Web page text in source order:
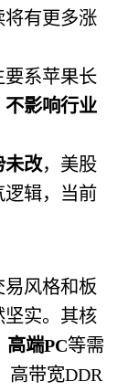
将有更多涨
要系苹果长
不影响行业
未改，美股
逻辑，当前
风格和板
坚实。其核
高端PC等需
高带宽DDR